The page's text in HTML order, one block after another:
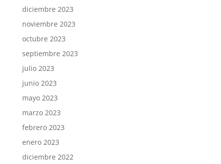
diciembre 2023
noviembre 2023
octubre 2023
septiembre 2023
julio 2023
junio 2023
mayo 2023
marzo 2023
febrero 2023
enero 2023
diciembre 2022